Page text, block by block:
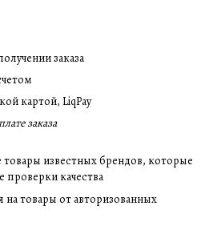
заказа
картой, LiqPay
заказа
известных брендов, которые
качества
на товары от авторизованных